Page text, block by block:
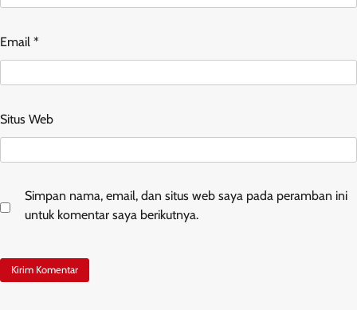
Email *
Situs Web
Simpan nama, email, dan situs web saya pada peramban ini
untuk komentar saya berikutnya.